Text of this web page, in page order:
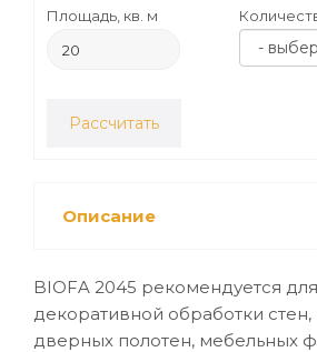
Площадь, кв. м
Рассчитать
Описание
BIOFA 2045 рекомендуется
декоративной обработки стен,
дверных полотен, мебельных